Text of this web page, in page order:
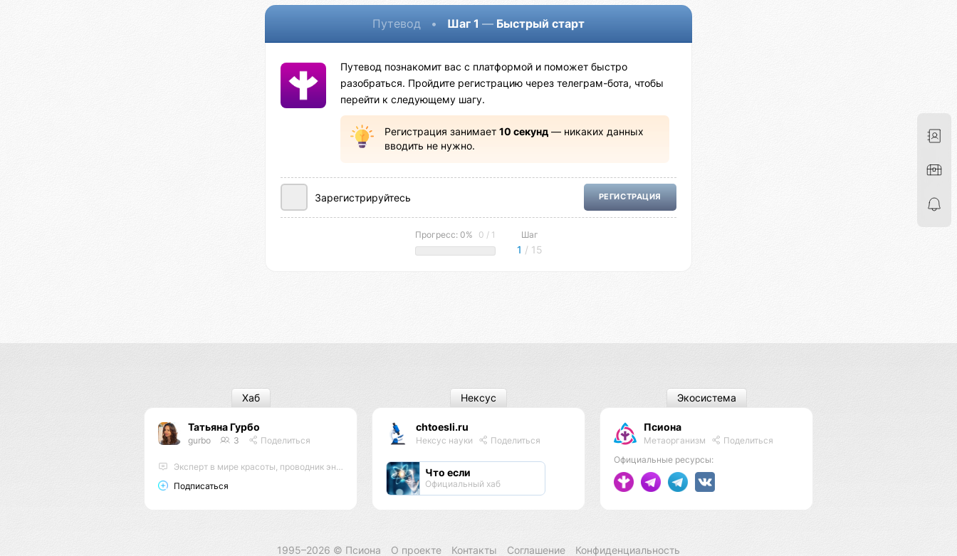
Путевод • Шаг 1 — Быстрый старт
Путевод познакомит вас с платформой и поможет быстро
разобраться. Пройдите регистрацию через телеграм-бота, чтобы
перейти к следующему шагу.
Регистрация занимает 10 секунд— никаких данных
вводить не нужно.
Зарегистрируйтесь РЕГИСТРАЦИЯ
Прогресс: 0% 0 / 1 Шаг
1 / 15
Татьяна Гурбо
gurbo 3 Поделиться
Эксперт в мире красоты, проводник энергий, мастер энергопрактик
Подписаться
Хаб
chtoesli.ru
Нексус науки Поделиться
Что если
Официальный хаб
Нексус
Псиона
Метаорганизм
Поделиться
Официальные ресурсы:
Экосистема
1995–2026 © Псиона О проекте Контакты Соглашение Конфиденциальность